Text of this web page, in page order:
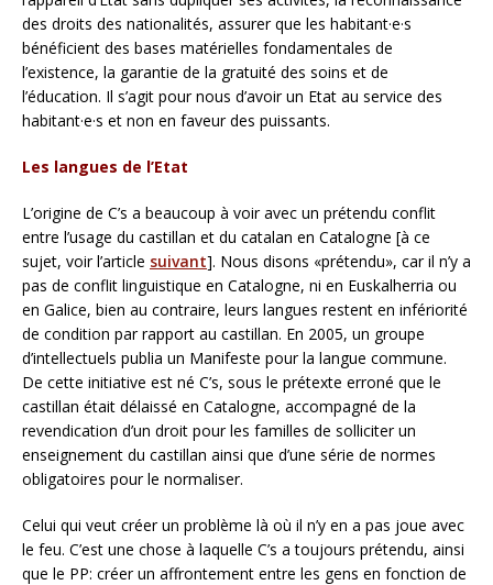
des droits des nationalités, assurer que les habitant·e·s
bénéficient des bases matérielles fondamentales de
l’existence, la garantie de la gratuité des soins et de
l’éducation. Il s’agit pour nous d’avoir un Etat au service des
habitant·e·s et non en faveur des puissants.
Les langues de l’Etat
L’origine de C’s a beaucoup à voir avec un prétendu conflit
entre l’usage du castillan et du catalan en Catalogne [à ce
sujet, voir l’article suivant]. Nous disons «prétendu», car il n’y a
pas de conflit linguistique en Catalogne, ni en Euskalherria ou
en Galice, bien au contraire, leurs langues restent en infériorité
de condition par rapport au castillan. En 2005, un groupe
d’intellectuels publia un Manifeste pour la langue commune.
De cette initiative est né C’s, sous le prétexte erroné que le
castillan était délaissé en Catalogne, accompagné de la
revendication d’un droit pour les familles de solliciter un
enseignement du castillan ainsi que d’une série de normes
obligatoires pour le normaliser.
Celui qui veut créer un problème là où il n’y en a pas joue avec
le feu. C’est une chose à laquelle C’s a toujours prétendu, ainsi
que le PP: créer un affrontement entre les gens en fonction de